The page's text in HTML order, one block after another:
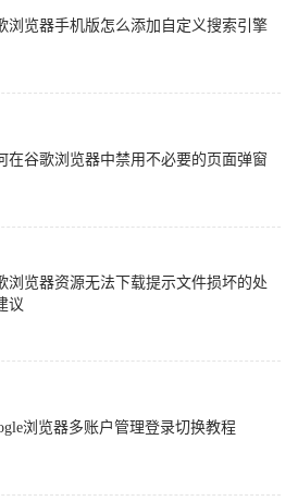
浏览器手机版怎么添加自定义搜索引擎
在谷歌浏览器中禁用不必要的页面弹窗
浏览器资源无法下载提示文件损坏的处
议
浏览器多账户管理登录切换教程